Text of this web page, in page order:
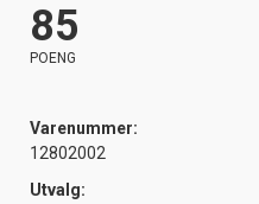
85
POENG
Varenummer:
12802002
Utvalg: